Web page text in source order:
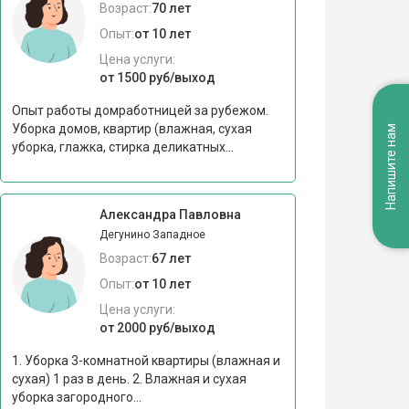
Возраст:70 лет
Опыт:от 10 лет
Цена услуги:
от 1500 руб/выход
Опыт работы домработницей за рубежом.
Уборка домов, квартир (влажная, сухая
уборка, глажка, стирка деликатных...
Александра Павловна
Дегунино Западное
Возраст:67 лет
Опыт:от 10 лет
Цена услуги:
от 2000 руб/выход
1. Уборка 3-комнатной квартиры (влажная и
сухая) 1 раз в день. 2. Влажная и сухая
уборка загородного...
Напишите нам